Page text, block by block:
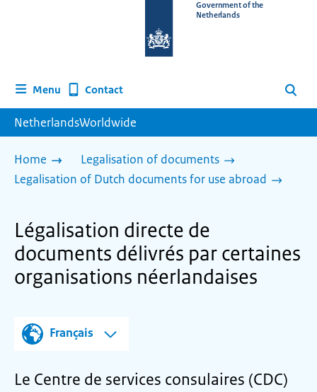
homepage
Government of the
Netherlands
Menu Contact Search
NetherlandsWorldwide
Home
Legalisation of documents
Legalisation of Dutch documents for use abroad
Légalisation directe de
documents délivrés par certaines
organisations néerlandaises
Français
Le Centre de services consulaires (CDC)